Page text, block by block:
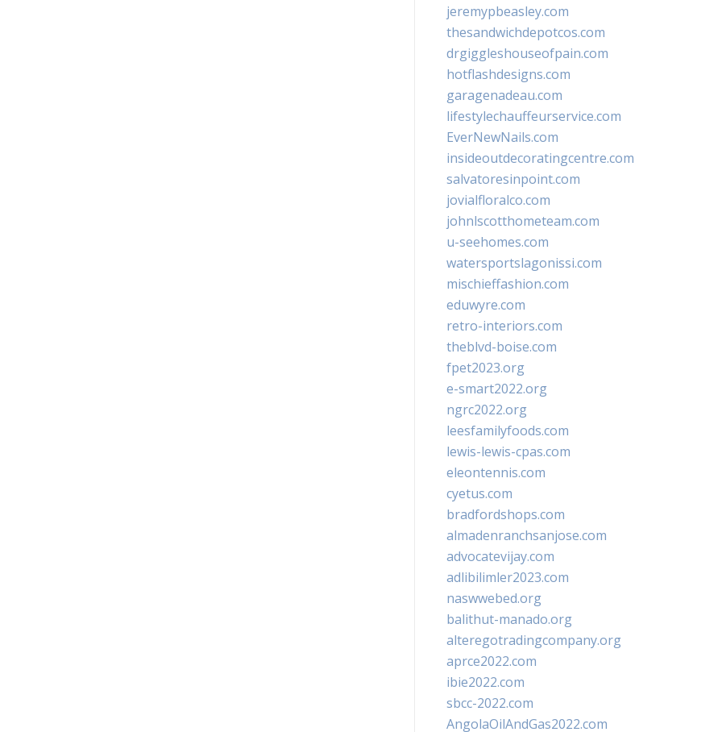
jeremypbeasley.com
thesandwichdepotcos.com
drgiggleshouseofpain.com
hotflashdesigns.com
garagenadeau.com
lifestylechauffeurservice.com
EverNewNails.com
insideoutdecoratingcentre.com
salvatoresinpoint.com
jovialfloralco.com
johnlscotthometeam.com
u-seehomes.com
watersportslagonissi.com
mischieffashion.com
eduwyre.com
retro-interiors.com
theblvd-boise.com
fpet2023.org
e-smart2022.org
ngrc2022.org
leesfamilyfoods.com
lewis-lewis-cpas.com
eleontennis.com
cyetus.com
bradfordshops.com
almadenranchsanjose.com
advocatevijay.com
adlibilimler2023.com
naswwebed.org
balithut-manado.org
alteregotradingcompany.org
aprce2022.com
ibie2022.com
sbcc-2022.com
AngolaOilAndGas2022.com